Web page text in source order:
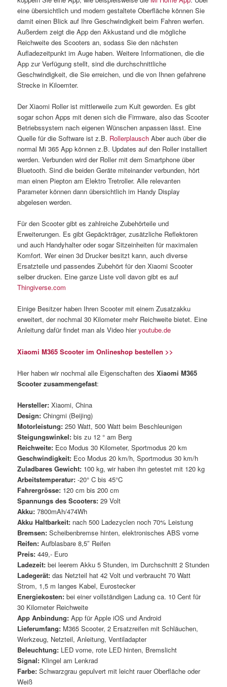
eine übersichtlich und modern gestaltete Oberfläche können Sie
damit einen Blick auf Ihre Geschwindigkeit beim Fahren werfen.
Außerdem zeigt die App den Akkustand und die mögliche
Reichweite des Scooters an, sodass Sie den nächsten
Aufladezeitpunkt im Auge haben. Weitere Informationen, die die
App zur Verfügung stellt, sind die durchschnittliche
Geschwindigkeit, die Sie erreichen, und die von Ihnen gefahrene
Strecke in Kiloemter.
Der Xiaomi Roller ist mittlerweile zum Kult geworden. Es gibt
sogar schon Apps mit denen sich die Firmware, also das Scooter
Betriebssystem nach eigenen Wünschen anpassen lässt. Eine
Quelle für die Software ist z.B. Rollerplausch Aber auch über die
normal Mi 365 App können z.B. Updates auf den Roller installiert
werden. Verbunden wird der Roller mit dem Smartphone über
Bluetooth. Sind die beiden Geräte miteinander verbunden, hört
man einen Piepton am Elektro Tretroller. Alle relevanten
Parameter können dann übersichtlich im Handy Display
abgelesen werden.
Für den Scooter gibt es zahlreiche Zubehörteile und
Erweiterungen. Es gibt Gepäckträger, zusätzliche Reflektoren
und auch Handyhalter oder sogar Sitzeinheiten für maximalen
Komfort. Wer einen 3d Drucker besitzt kann, auch diverse
Ersatzteile und passendes Zubehört für den Xiaomi Scooter
selber drucken. Eine ganze Liste voll davon gibt es auf
Thingiverse.com
Einige Besitzer haben Ihren Scooter mit einem Zusatzakku
erweitert, der nochmal 30 Kilometer mehr Reichweite bietet. Eine
Anleitung dafür findet man als Video hieryoutube.de
Xiaomi M365 Scooter im Onlineshop bestellen >>
Hier haben wir nochmal alle Eigenschaften desXiaomi M365
Scooter zusammengefast:
Hersteller: Xiaomi, China
Design: Chingmi (Beijing)
Motorleistung: 250 Watt, 500 Watt beim Beschleunigen
Steigungswinkel: bis zu 12 ° am Berg
Reichweite: Eco Modus 30 Kilometer, Sportmodus 20 km
Geschwindigkeit: Eco Modus 20 km/h, Sportmodus 30 km/h
Zuladbares Gewicht: 100 kg, wir haben ihn getestet mit 120 kg
Arbeitstemperatur: -20° C bis 45°C
Fahrergrösse: 120 cm bis 200 cm
Spannungs des Scooters: 29 Volt
Akku: 7800mAh/474Wh
Akku Haltbarkeit: nach 500 Ladezyclen noch 70% Leistung
Bremsen: Scheibenbremse hinten, elektronisches ABS vorne
Reifen: Aufblasbare 8,5″ Reifen
Preis: 449,- Euro
Ladezeit: bei leerem Akku 5 Stunden, im Durchschnitt 2 Stunden
Ladegerät: das Netzteil hat 42 Volt und verbraucht 70 Watt
Strom, 1,5 m langes Kabel, Eurostecker
Energiekosten: bei einer vollständigen Ladung ca. 10 Cent für
30 Kilometer Reichweite
App Anbindung: App für Apple iOS und Android
Lieferumfang: M365 Scooter, 2 Ersatzreifen mit Schläuchen,
Werkzeug, Netzteil, Anleitung, Ventiladapter
Beleuchtung: LED vorne, rote LED hinten, Bremslicht
Signal: Klingel am Lenkrad
Farbe: Schwarzgrau gepulvert mit leicht rauer Oberfläche oder
Weiß